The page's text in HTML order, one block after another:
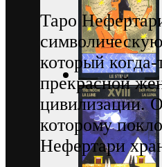
Таро
который
прекрасной
цивилизации.
которому
Нефертари